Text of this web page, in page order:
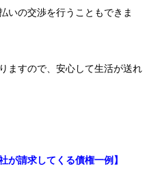
いの交渉を行うこともできま
ますので、安心して生活が送れ
が請求してくる債権一例】